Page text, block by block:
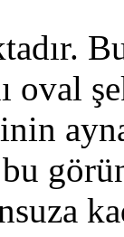
oval